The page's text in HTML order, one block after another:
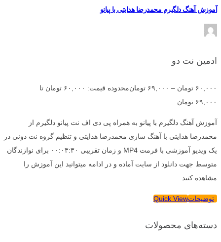
آموزش آهنگ دلگیرم محمدرضا هدایتی با پیانو
ادمین نت دو
۶۰,۰۰۰ تومان – ۶۹,۰۰۰ تومان
محدوده قیمت: ۶۰,۰۰۰ تومان تا
۶۹,۰۰۰ تومان
آموزش آهنگ دلگیرم با پیانو به همراه پی دی اف نت پیانو دلگیرم از
محمدرضا هدایتی با آهنگ سازی محمدرضا هدایتی و تنظیم گروه نت دونی در
یک ویدیو آموزشی با فرمت MP4 و زمان تقریبی ۰۰:۰۳:۳۰ برای نوازندگان
متوسط جهت دانلود از سایت آماده و در ادامه میتوانید این آموزش را
مشاهده کنید
توضیحاتQuick View
دسته‌های محصولات